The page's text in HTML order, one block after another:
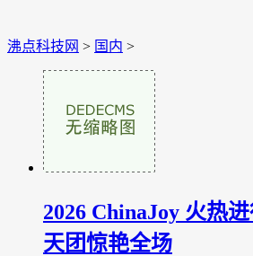
沸点科技网 > 国内 >
2026 ChinaJoy 火热
天团惊艳全场